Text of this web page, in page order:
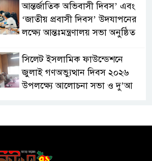
আন্তর্জাতিক অভিবাসী দিবস’ এবং
‘জাতীয় প্রবাসী দিবস’ উদযাপনের
লক্ষ্যে আন্তঃমন্ত্রণালয় সভা অনুষ্ঠিত
সিলেট ইসলামিক ফাউন্ডেশনে
জুলাই গণঅভ্যুত্থান দিবস ২০২৬
উপলক্ষ্যে আলোচনা সভা ও দু’আ
পরিবেশ রক্ষায় ব্যক্তিগত উদ্যোগ
বিভাগীয় কমিশনার